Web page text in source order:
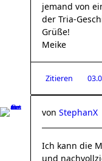
jemand von
der Tria-
Grüße!
Meike
Zitieren
von StephanX
Ich kann die
und